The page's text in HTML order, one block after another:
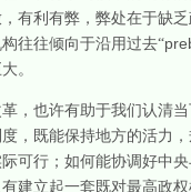
有利有弊，弊处在于缺
往往倾向于沿用过去“
。
，也许有助于我们认清
，既能保持地方的活力
可行；如何能协调好中
建立起一套既对最高政